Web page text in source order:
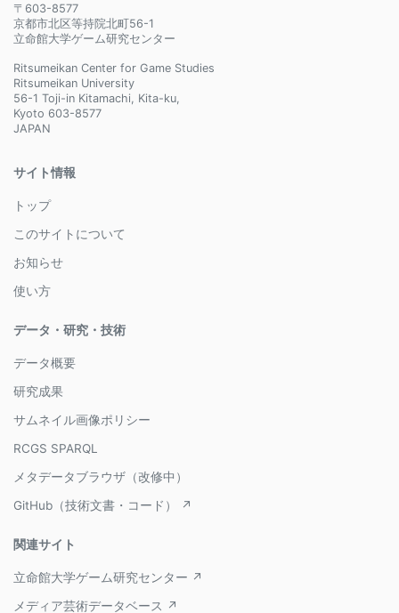
〒603-8577
京都市北区等持院北町56-1
立命館大学ゲーム研究センター
Ritsumeikan Center for Game Studies
Ritsumeikan University
56-1 Toji-in Kitamachi, Kita-ku,
Kyoto 603-8577
JAPAN
サイト情報
トップ
このサイトについて
お知らせ
使い方
データ・研究・技術
データ概要
研究成果
サムネイル画像ポリシー
RCGS SPARQL
メタデータブラウザ（改修中）
GitHub（技術文書・コード） ↗
関連サイト
立命館大学ゲーム研究センター ↗
メディア芸術データベース ↗